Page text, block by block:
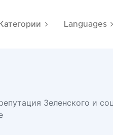
Категории Languages
Зеленского и